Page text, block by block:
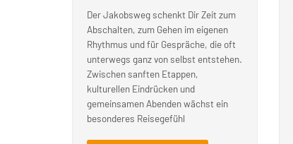
Der Jakobsweg schenkt Dir Zeit zum
Abschalten, zum Gehen im eigenen
Rhythmus und für Gespräche, die oft
unterwegs ganz von selbst entstehen.
Zwischen sanften Etappen,
kulturellen Eindrücken und
gemeinsamen Abenden wächst ein
besonderes Reisegefühl